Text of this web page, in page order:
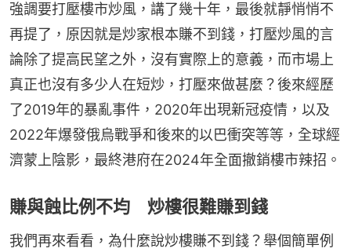
強調要打壓樓市炒風，講了幾十年，最後就靜悄悄不
再提了，原因就是炒家根本賺不到錢，打壓炒風的言
論除了提高民望之外，沒有實際上的意義，而市場上
真正也沒有多少人在短炒，打壓來做甚麼？後來經歷
了2019年的暴亂事件，2020年出現新冠疫情，以及
2022年爆發俄烏戰爭和後來的以巴衝突等等，全球經
濟蒙上陰影，最終港府在2024年全面撤銷樓市辣招。
賺與蝕比例不均 炒樓很難賺到錢
我們再來看看，為什麼說炒樓賺不到錢？舉個簡單例